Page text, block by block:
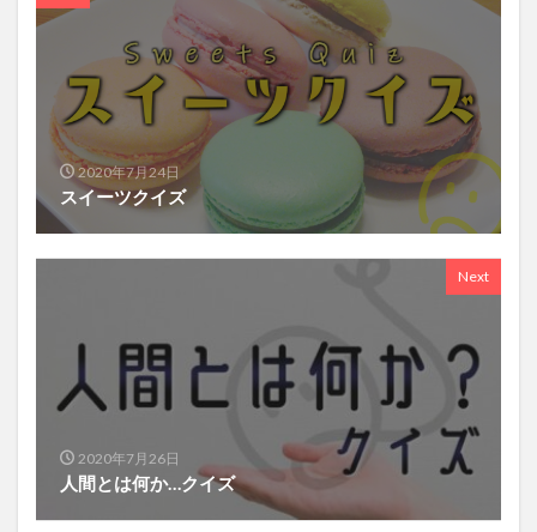
2020年7月24日
スイーツクイズ
Next
2020年7月26日
人間とは何か…クイズ